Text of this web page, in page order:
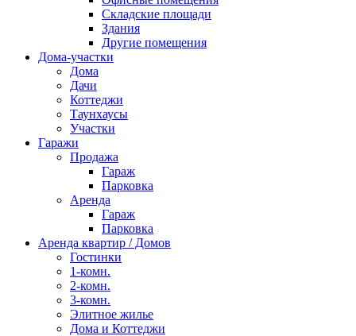
Складские площади
Здания
Другие помещения
Дома-участки
Дома
Дачи
Коттеджи
Таунхаусы
Участки
Гаражи
Продажа
Гараж
Парковка
Аренда
Гараж
Парковка
Аренда квартир / Домов
Гостинки
1-комн.
2-комн.
3-комн.
Элитное жилье
Дома и Коттеджи